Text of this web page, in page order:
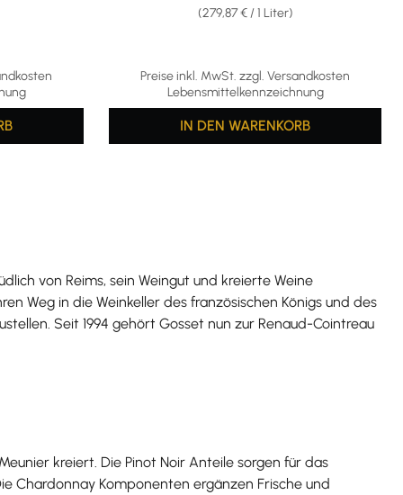
Preise inkl. MwSt. zzgl. Versandkosten
Lebensmittelkennzeichnung
(279,87 € / 1 Liter)
IN DEN WARENKORB
von Reims, sein Weingut und kreierte Weine
Weg in die Weinkeller des französischen Königs und des
Seit 1994 gehört Gosset nun zur Renaud-Cointreau
kreiert. Die Pinot Noir Anteile sorgen für das
Chardonnay Komponenten ergänzen Frische und